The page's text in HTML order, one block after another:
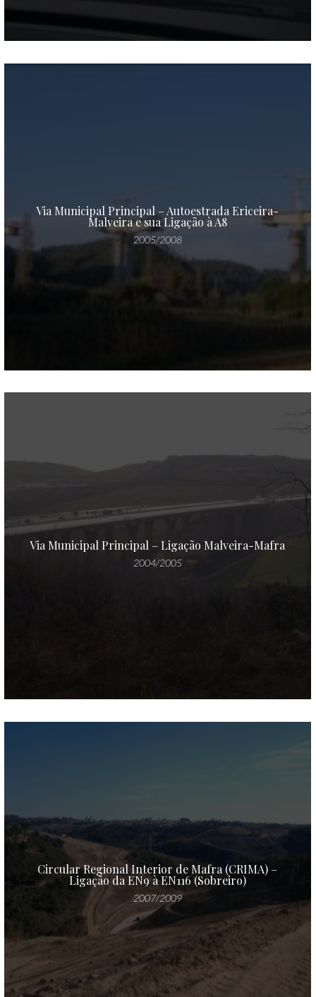
Via Municipal Principal – Autoestrada Ericeira-
Malveira e sua Ligação à A8
2005/2008
Via Municipal Principal – Ligação Malveira-Mafra
2004/2005
Circular Regional Interior de Mafra (CRIMA) –
Ligação da EN9 à EN116 (Sobreiro)
2007/2009